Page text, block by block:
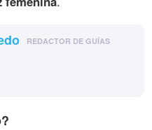
REDACTOR DE GUÍAS